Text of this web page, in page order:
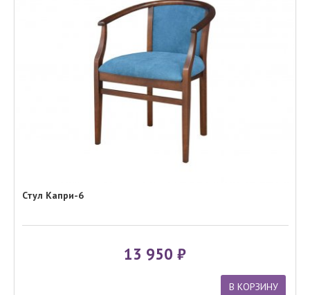
Стул Капри-6
13 950
В КОРЗИНУ